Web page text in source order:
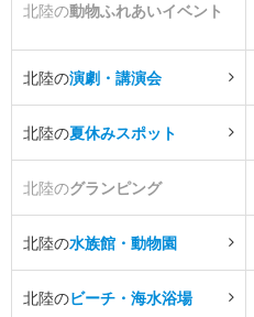
北陸の動物ふれあいイベント
北陸の演劇・講演会
北陸の夏休みスポット
北陸のグランピング
北陸の水族館・動物園
北陸のビーチ・海水浴場